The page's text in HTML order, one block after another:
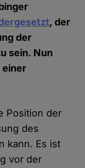
, der
der
sein. Nun
einer
Position der
des
kann. Es ist
vor der